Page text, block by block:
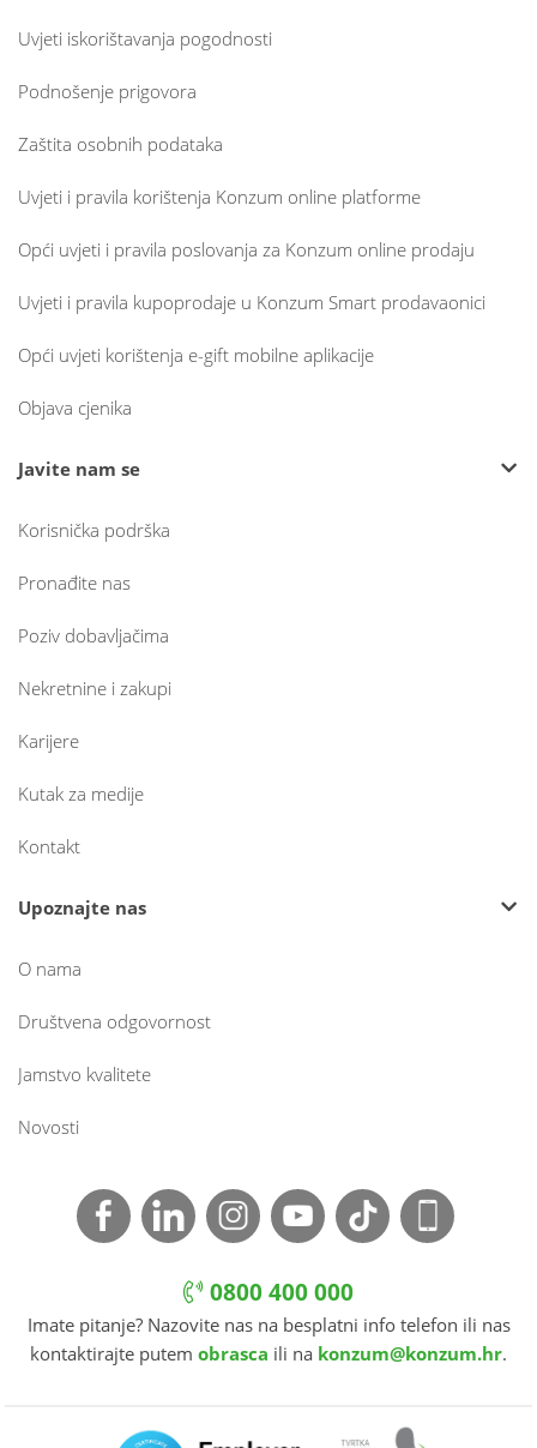
Uvjeti iskorištavanja pogodnosti
Podnošenje prigovora
Zaštita osobnih podataka
Uvjeti i pravila korištenja Konzum online platforme
Opći uvjeti i pravila poslovanja za Konzum online prodaju
Uvjeti i pravila kupoprodaje u Konzum Smart prodavaonici
Opći uvjeti korištenja e-gift mobilne aplikacije
Objava cjenika
Javite nam se
Korisnička podrška
Pronađite nas
Poziv dobavljačima
Nekretnine i zakupi
Karijere
Kutak za medije
Kontakt
Upoznajte nas
O nama
Društvena odgovornost
Jamstvo kvalitete
Novosti
0800 400 000
Imate pitanje? Nazovite nas na besplatni info telefon ili nas
kontaktirajte putem obrasca ili na konzum@konzum.hr.